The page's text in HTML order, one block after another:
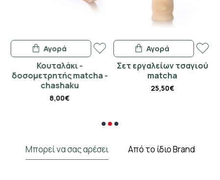
Κουταλάκι -
δοσομετρητής matcha -
chashaku
8,00€
Αγορά
Σετ εργαλείων τσαγιού
matcha
25,50€
Αγορά
Μπορεί να σας αρέσει Από το ίδιο Brand